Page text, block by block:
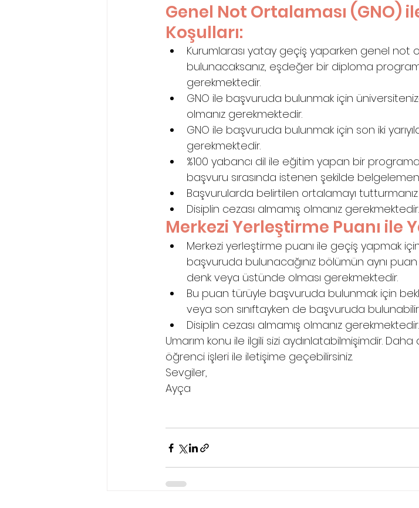
Genel Not Ortalaması (GNO)
Koşulları:
Kurumlarası yatay geçiş yaparken genel not
bulunacaksanız, eşdeğer bir diploma
gerekmektedir.
GNO ile başvuruda bulunmak için
olmanız gerekmektedir.
GNO ile başvuruda bulunmak için son iki
gerekmektedir.
%100 yabancı dil ile eğitim yapan bir
başvuru sırasında istenen şekilde
Başvurularda belirtilen ortalamayı
Disiplin cezası almamış olmanız gerekmektedir.
Merkezi Yerleştirme Puanı ile
Merkezi yerleştirme puanı ile geçiş yapmak için,
başvuruda bulunacağınız bölümün aynı
denk veya üstünde olması gerekmektedir.
Bu puan türüyle başvuruda bulunmak için
veya son sınıftayken de başvuruda
Disiplin cezası almamış olmanız gerekmektedir.
Umarım konu ile ilgili sizi aydınlatabilmişimdir.
öğrenci işleri ile iletişime geçebilirsiniz.
Sevgiler,
Ayça